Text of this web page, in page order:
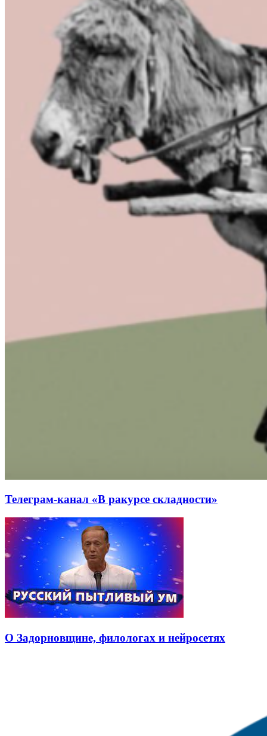
Телеграм-канал «В ракурсе складности»
О Задорновщине, филологах и нейросетях